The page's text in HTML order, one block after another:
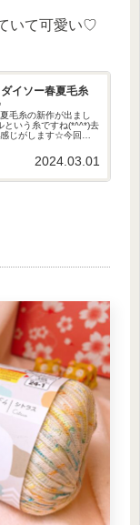
いて可愛い♡
イソー春夏毛糸
毛糸の新作が出まし
という糸ですね(*^^*)去
じがします☆今回の
: 24-1オールドローズ
2024.03.01